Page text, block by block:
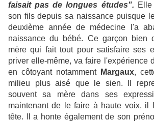
faisait pas de longues études".
son fils depuis sa naissance puisque
deuxième année de médecine l'a
naissance du bébé. Ce garçon bien
mère qui fait tout pour satisfaire ses
priver elle-même, va faire l'expérience
en côtoyant notamment Margaux,
milieu plus aisé que le sien. Il
souvent sa mère dans ses
maintenant de le faire à haute voix, il
tête. Il a honte également de son